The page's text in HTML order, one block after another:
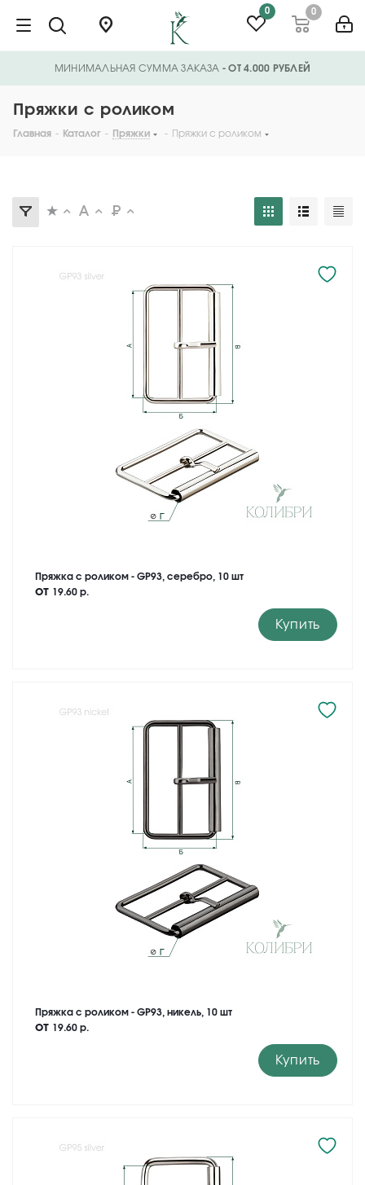
0 0
МИНИМАЛЬНАЯ СУММА ЗАКАЗА - ОТ 4.000 РУБЛЕЙ
Пряжки с роликом
Главная - Каталог - Пряжки - Пряжки с роликом
Пряжка с роликом - GP93, серебро, 10 шт
от 19.60 р.
Купить
Пряжка с роликом - GP93, никель, 10 шт
от 19.60 р.
Купить